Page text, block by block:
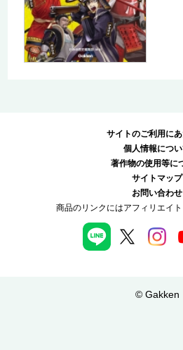
サイトのご利用に
個人情報につ
著作物の使用等に
サイトマップ
お問い合わせ
商品のリンクにはアフィリエイト
© Gakken